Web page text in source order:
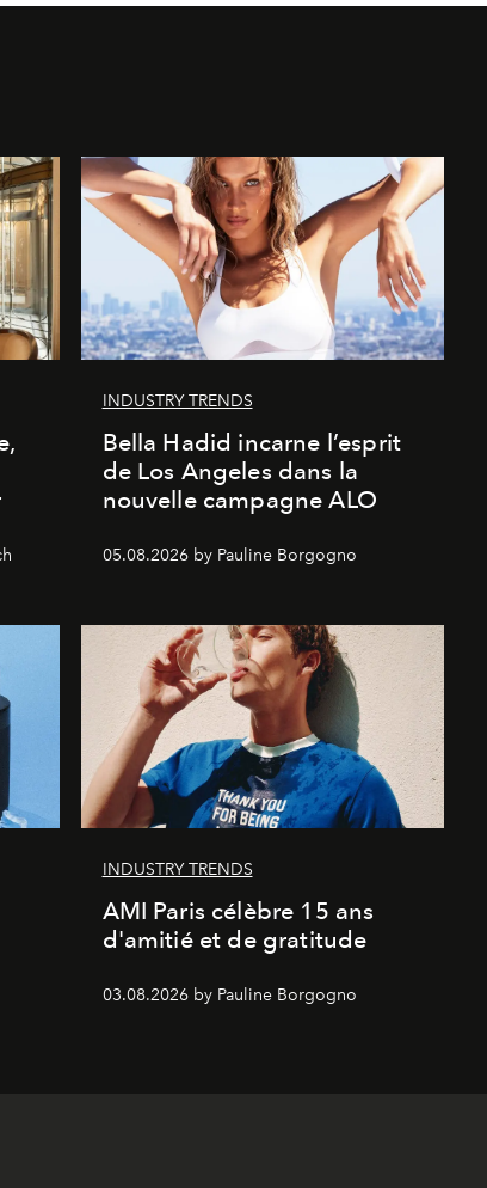
INDUSTRY TRENDS
Bella Hadid incarne l’esprit
de Los Angeles dans la
nouvelle campagne ALO
05.08.2026 by Pauline Borgogno
INDUSTRY TRENDS
AMI Paris célèbre 15 ans
d'amitié et de gratitude
03.08.2026 by Pauline Borgogno